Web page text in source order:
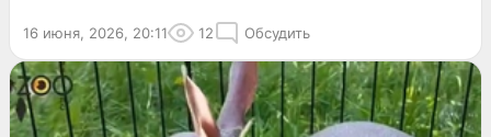
16 июня, 2026, 20:11 12 Обсудить